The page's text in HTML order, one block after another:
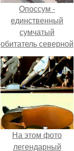
Опоссум -
единственный
сумчатый
обитатель северной
америки.
На этом фото
легендарный